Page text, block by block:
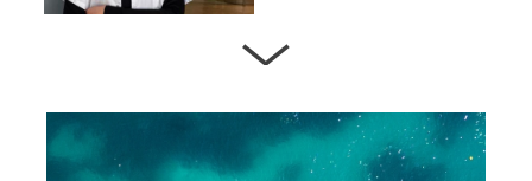
13 août 2024